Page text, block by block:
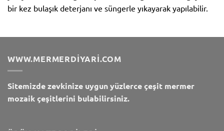
bir kez bulaşık deterjanı ve süngerle yıkayarak yapılabilir.
WWW.MERMERDIYARI.COM
Sitemizde zevkinize uygun yüzlerce çeşit mermer
mozaik çeşitlerini bulabilirsiniz.